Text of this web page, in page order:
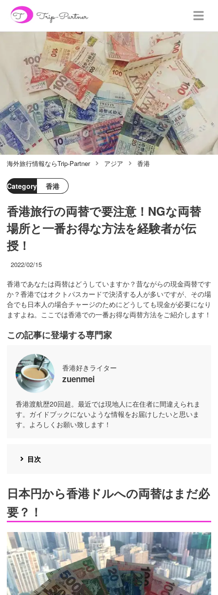
海外旅行情報ならTrip-Partner アジア 香港
Category 香港
香港旅行の両替で要注意！NGな両替
場所と一番お得な方法を経験者が伝
授！
2022/02/15
香港であなたは両替はどうしていますか？昔ながらの現金両替です
か？香港ではオクトパスカードで決済する人が多いですが、その場
合でも日本人の場合チャージのためにどうしても現金が必要になり
ますよね。ここでは香港での一番お得な両替方法をご紹介します！
この記事に登場する専門家
香港好きライター
zuenmei
香港渡航歴20回超。最近では現地人に在住者に間違えられま
す。ガイドブックにないような情報をお届けしたいと思いま
す。よろしくお願い致します！
目次
日本円から香港ドルへの両替はまだ必
要？！